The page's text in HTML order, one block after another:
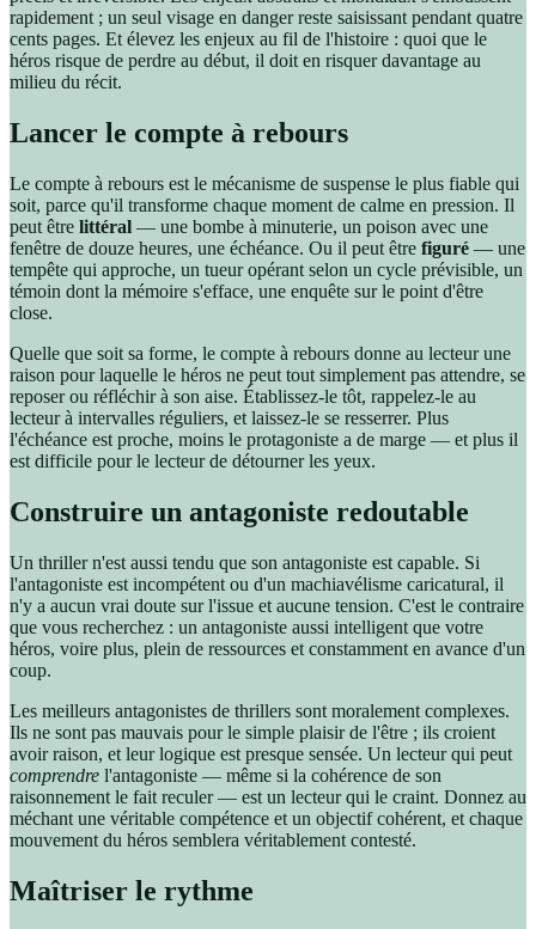
rapidement ; un seul visage en danger reste saisissant pendant quatre
cents pages. Et élevez les enjeux au fil de l'histoire : quoi que le
héros risque de perdre au début, il doit en risquer davantage au
milieu du récit.
Lancer le compte à rebours
Le compte à rebours est le mécanisme de suspense le plus fiable qui
soit, parce qu'il transforme chaque moment de calme en pression. Il
peut être littéral — une bombe à minuterie, un poison avec une
fenêtre de douze heures, une échéance. Ou il peut être figuré — une
tempête qui approche, un tueur opérant selon un cycle prévisible, un
témoin dont la mémoire s'efface, une enquête sur le point d'être
close.
Quelle que soit sa forme, le compte à rebours donne au lecteur une
raison pour laquelle le héros ne peut tout simplement pas attendre, se
reposer ou réfléchir à son aise. Établissez-le tôt, rappelez-le au
lecteur à intervalles réguliers, et laissez-le se resserrer. Plus
l'échéance est proche, moins le protagoniste a de marge — et plus il
est difficile pour le lecteur de détourner les yeux.
Construire un antagoniste redoutable
Un thriller n'est aussi tendu que son antagoniste est capable. Si
l'antagoniste est incompétent ou d'un machiavélisme caricatural, il
n'y a aucun vrai doute sur l'issue et aucune tension. C'est le contraire
que vous recherchez : un antagoniste aussi intelligent que votre
héros, voire plus, plein de ressources et constamment en avance d'un
coup.
Les meilleurs antagonistes de thrillers sont moralement complexes.
Ils ne sont pas mauvais pour le simple plaisir de l'être ; ils croient
avoir raison, et leur logique est presque sensée. Un lecteur qui peut
comprendre l'antagoniste — même si la cohérence de son
raisonnement le fait reculer — est un lecteur qui le craint. Donnez au
méchant une véritable compétence et un objectif cohérent, et chaque
mouvement du héros semblera véritablement contesté.
Maîtriser le rythme